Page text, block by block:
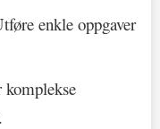
enkle oppgaver
komplekse